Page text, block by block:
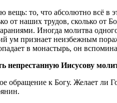
вещь: то, что абсолютно всё
от наших трудов, сколько
Иногда молитва
ум признает неизбежным
в монастырь, он
непрестанную Иисусову
обращение к Богу. Желает